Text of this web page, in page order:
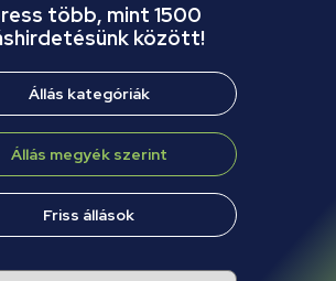
több, mint 1500
között!
Állás kategóriák
Állás megyék szerint
Friss állások